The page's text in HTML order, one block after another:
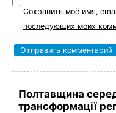
Сохранить моё имя,
последующих моих
Полтавщина
трансформації